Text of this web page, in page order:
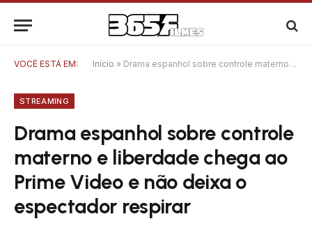
VOCÊ ESTÁ EM: Início » Drama espanhol sobre controle materno e liberdade chega ao Prime Video e não deixa o espectador respirar
STREAMING
Drama espanhol sobre controle
materno e liberdade chega ao
Prime Video e não deixa o
espectador respirar